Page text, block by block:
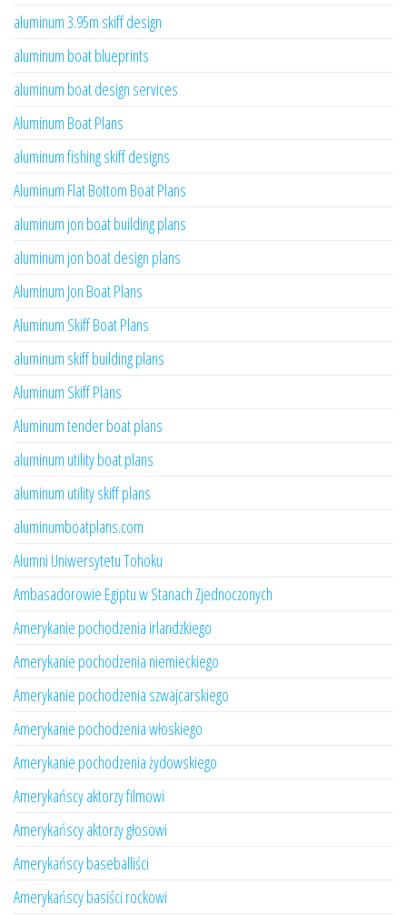
aluminum 3.95m skiff design
aluminum boat blueprints
aluminum boat design services
Aluminum Boat Plans
aluminum fishing skiff designs
Aluminum Flat Bottom Boat Plans
aluminum jon boat building plans
aluminum jon boat design plans
Aluminum Jon Boat Plans
Aluminum Skiff Boat Plans
aluminum skiff building plans
Aluminum Skiff Plans
Aluminum tender boat plans
aluminum utility boat plans
aluminum utility skiff plans
aluminumboatplans.com
Alumni Uniwersytetu Tohoku
Ambasadorowie Egiptu w Stanach Zjednoczonych
Amerykanie pochodzenia irlandzkiego
Amerykanie pochodzenia niemieckiego
Amerykanie pochodzenia szwajcarskiego
Amerykanie pochodzenia włoskiego
Amerykanie pochodzenia żydowskiego
Amerykańscy aktorzy filmowi
Amerykańscy aktorzy głosowi
Amerykańscy baseballiści
Amerykańscy basiści rockowi